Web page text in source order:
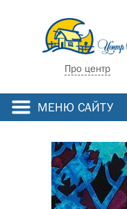
Про центр
МЕНЮ САЙТУ